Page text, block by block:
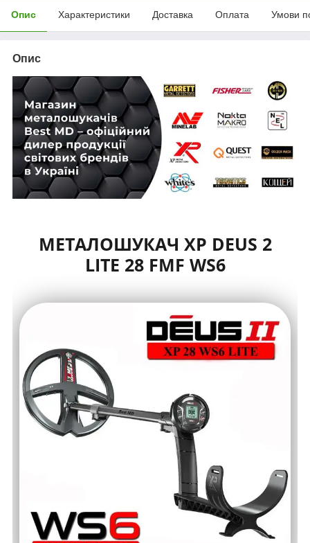
Опис Характеристики Доставка Оплата Умови
Опис
МЕТАЛОШУКАЧ XP DEUS 2
LITE 28 FMF WS6